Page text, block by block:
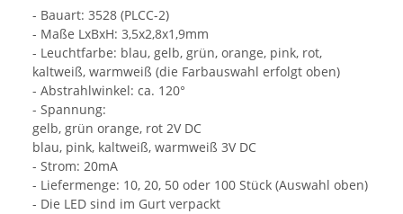
- Bauart: 3528 (PLCC-2)
- Maße LxBxH: 3,5x2,8x1,9mm
- Leuchtfarbe: blau, gelb, grün, orange, pink, rot,
kaltweiß, warmweiß (die Farbauswahl erfolgt oben)
- Abstrahlwinkel: ca. 120°
- Spannung:
gelb, grün orange, rot 2V DC
blau, pink, kaltweiß, warmweiß 3V DC
- Strom: 20mA
- Liefermenge: 10, 20, 50 oder 100 Stück (Auswahl oben)
- Die LED sind im Gurt verpackt